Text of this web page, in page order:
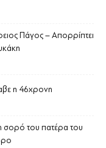
Πάγος – Απορρίπτει
η 46χρονη
σορό του πατέρα του